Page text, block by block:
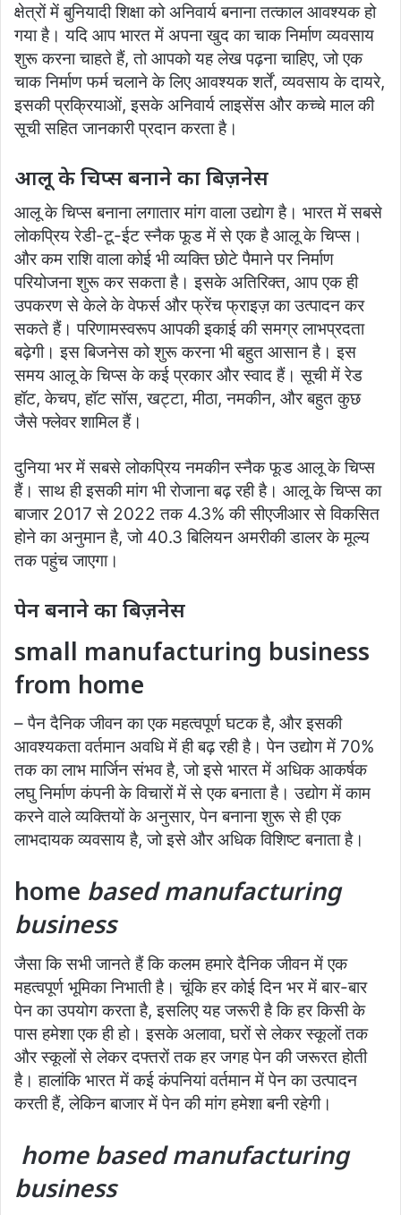
क्षेत्रों में बुनियादी शिक्षा को अनिवार्य बनाना तत्काल आवश्यक हो
गया है। यदि आप भारत में अपना खुद का चाक निर्माण व्यवसाय
शुरू करना चाहते हैं, तो आपको यह लेख पढ़ना चाहिए, जो एक
चाक निर्माण फर्म चलाने के लिए आवश्यक शर्तें, व्यवसाय के दायरे,
इसकी प्रक्रियाओं, इसके अनिवार्य लाइसेंस और कच्चे माल की
सूची सहित जानकारी प्रदान करता है।
आलू के चिप्स बनाने का बिज़नेस
आलू के चिप्स बनाना लगातार मांग वाला उद्योग है। भारत में सबसे
लोकप्रिय रेडी-टू-ईट स्नैक फूड में से एक है आलू के चिप्स।
और कम राशि वाला कोई भी व्यक्ति छोटे पैमाने पर निर्माण
परियोजना शुरू कर सकता है। इसके अतिरिक्त, आप एक ही
उपकरण से केले के वेफर्स और फ्रेंच फ्राइज़ का उत्पादन कर
सकते हैं। परिणामस्वरूप आपकी इकाई की समग्र लाभप्रदता
बढ़ेगी। इस बिजनेस को शुरू करना भी बहुत आसान है। इस
समय आलू के चिप्स के कई प्रकार और स्वाद हैं। सूची में रेड
हॉट, केचप, हॉट सॉस, खट्टा, मीठा, नमकीन, और बहुत कुछ
जैसे फ्लेवर शामिल हैं।
दुनिया भर में सबसे लोकप्रिय नमकीन स्नैक फूड आलू के चिप्स
हैं। साथ ही इसकी मांग भी रोजाना बढ़ रही है। आलू के चिप्स का
बाजार 2017 से 2022 तक 4.3% की सीएजीआर से विकसित
होने का अनुमान है, जो 40.3 बिलियन अमरीकी डालर के मूल्य
तक पहुंच जाएगा।
पेन बनाने का बिज़नेस
small manufacturing business
from home
– पैन दैनिक जीवन का एक महत्वपूर्ण घटक है, और इसकी
आवश्यकता वर्तमान अवधि में ही बढ़ रही है। पेन उद्योग में 70%
तक का लाभ मार्जिन संभव है, जो इसे भारत में अधिक आकर्षक
लघु निर्माण कंपनी के विचारों में से एक बनाता है। उद्योग में काम
करने वाले व्यक्तियों के अनुसार, पेन बनाना शुरू से ही एक
लाभदायक व्यवसाय है, जो इसे और अधिक विशिष्ट बनाता है।
home based manufacturing
business
जैसा कि सभी जानते हैं कि कलम हमारे दैनिक जीवन में एक
महत्वपूर्ण भूमिका निभाती है। चूंकि हर कोई दिन भर में बार-बार
पेन का उपयोग करता है, इसलिए यह जरूरी है कि हर किसी के
पास हमेशा एक ही हो। इसके अलावा, घरों से लेकर स्कूलों तक
और स्कूलों से लेकर दफ्तरों तक हर जगह पेन की जरूरत होती
है। हालांकि भारत में कई कंपनियां वर्तमान में पेन का उत्पादन
करती हैं, लेकिन बाजार में पेन की मांग हमेशा बनी रहेगी।
home based manufacturing
business